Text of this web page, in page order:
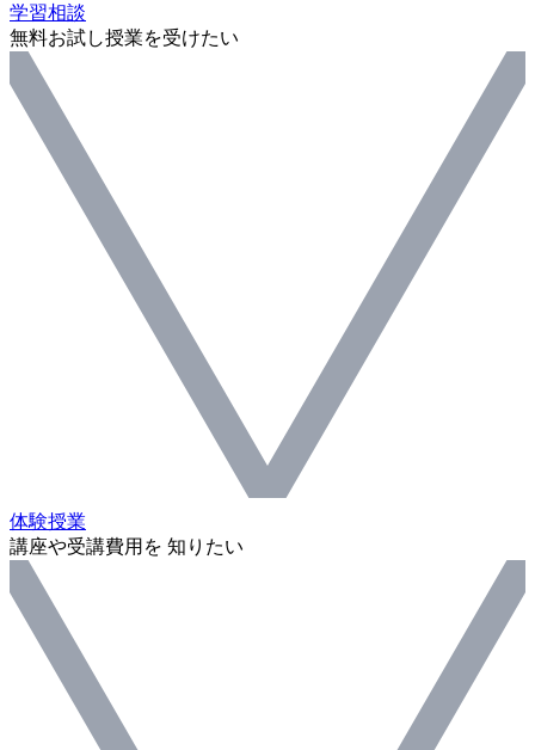
学習相談
無料お試し授業を受けたい
体験授業
講座や受講費用を 知りたい